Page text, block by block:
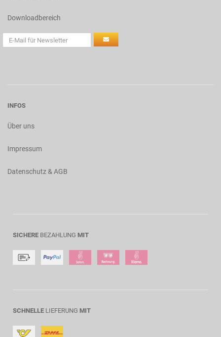
Downloadbereich
INFOS
Über uns
Impressum
Datenschutz & AGB
SICHERE BEZAHLUNG MIT
SCHNELLE LIEFERUNG MIT